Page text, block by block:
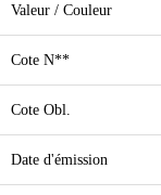
Valeur / Couleur
Cote N**
Cote Obl.
Date d'émission